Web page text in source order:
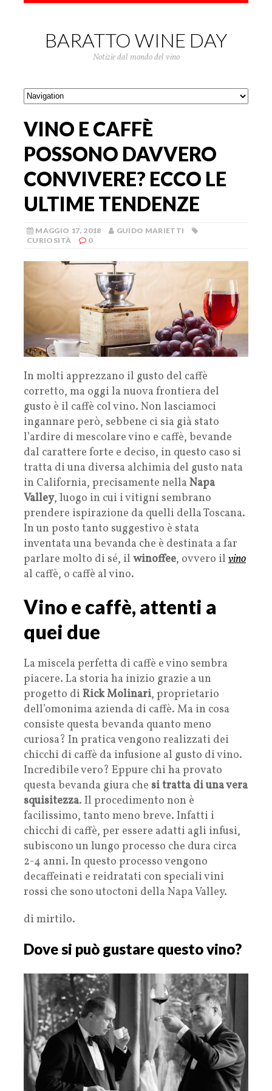
BARATTO WINE DAY
Notizie dal mondo del vino
VINO E CAFFÈ
POSSONO DAVVERO
CONVIVERE? ECCO LE
ULTIME TENDENZE
MAGGIO 17, 2018
GUIDO MARIETTI
CURIOSITÀ
0
In molti apprezzano il gusto del caffè
corretto, ma oggi la nuova frontiera del
gusto è il caffè col vino. Non lasciamoci
ingannare però, sebbene ci sia già stato
l’ardire di mescolare vino e caffè, bevande
dal carattere forte e deciso, in questo caso si
tratta di una diversa alchimia del gusto nata
in California, precisamente nella Napa
Valley, luogo in cui i vitigni sembrano
prendere ispirazione da quelli della Toscana.
In un posto tanto suggestivo è stata
inventata una bevanda che è destinata a far
parlare molto di sé, il winoffee, ovvero il vino
al caffè, o caffè al vino.
Vino e caffè, attenti a
quei due
La miscela perfetta di caffè e vino sembra
piacere. La storia ha inizio grazie a un
progetto di Rick Molinari, proprietario
dell’omonima azienda di caffè. Ma in cosa
consiste questa bevanda quanto meno
curiosa? In pratica vengono realizzati dei
chicchi di caffè da infusione al gusto di vino.
Incredibile vero? Eppure chi ha provato
questa bevanda giura che si tratta di una vera
squisitezza. Il procedimento non è
facilissimo, tanto meno breve. Infatti i
chicchi di caffè, per essere adatti agli infusi,
subiscono un lungo processo che dura circa
2-4 anni. In questo processo vengono
decaffeinati e reidratati con speciali vini
rossi che sono utoctoni della Napa Valley.
di mirtilo.
Dove si può gustare questo vino?